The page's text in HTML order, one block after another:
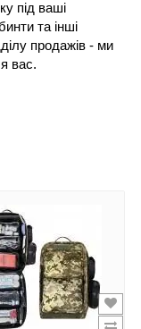
під ваші
та інші
продажів - ми
вас.